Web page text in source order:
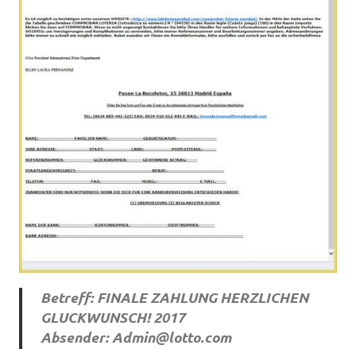
Betreff: FINALE ZAHLUNG HERZLICHEN
GLUCKWUNSCH! 2017
Absender:Admin@lotto.com